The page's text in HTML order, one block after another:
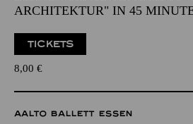
ARCHITEKTUR" IN 45
TICKETS
8,00 €
AALTO BALLETT ESSEN